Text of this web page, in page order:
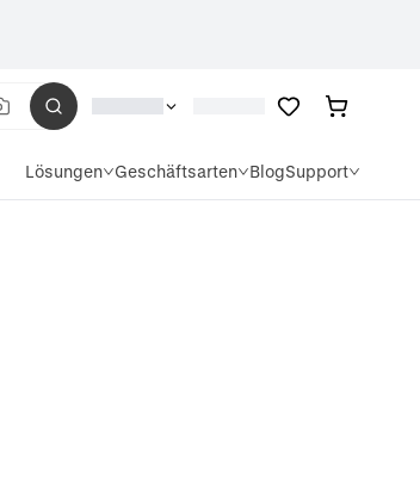
Lösungen Geschäftsarten BlogSupport